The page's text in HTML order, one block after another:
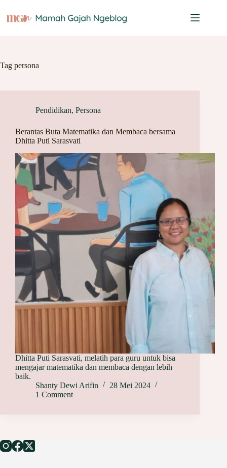
content
Tag persona
Pendidikan, Persona
Berantas Buta Matematika dan Membaca bersama
Dhitta Puti Sarasvati
Dhitta Puti Sarasvati, melatih para guru untuk bisa
mengajar matematika dan membaca dengan lebih
baik.
Shanty Dewi Arifin
28 Mei 2024
1 Comment